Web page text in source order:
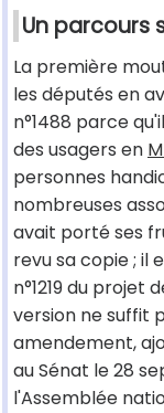
Un parcours
La première
les députés en
n°1488 parce
des usagers en
personnes
nombreuses
avait porté ses
revu sa copie ; il
n°1219 du projet
version ne suffit
amendement,
au Sénat le 28
l'Assemblée